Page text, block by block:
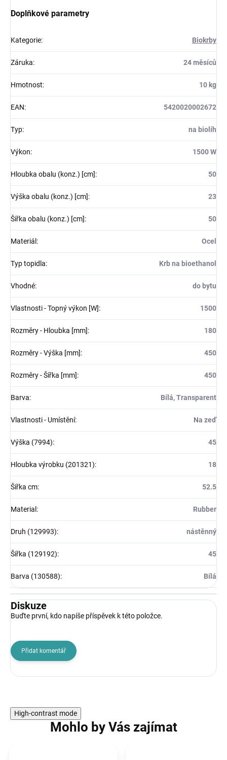
Doplňkové parametry
Kategorie: Biokrby
Záruka: 24 měsíců
Hmotnost: 10 kg
EAN: 5420020002672
Typ: na biolíh
Výkon: 1500 W
Hloubka obalu (konz.) [cm]: 50
Výška obalu (konz.) [cm]: 23
Šířka obalu (konz.) [cm]: 50
Materiál : Ocel
Typ topidla: Krb na bioethanol
Vhodné: do bytu
Vlastnosti - Topný výkon [W]: 1500
Rozměry - Hloubka [mm]: 180
Rozměry - Výška [mm]: 450
Rozměry - Šířka [mm]: 450
Barva: Bílá, Transparent
Vlastnosti - Umístění: Na zeď
Výška (7994): 45
Hloubka výrobku (201321): 18
Šířka cm: 52.5
Material : Rubber
Druh (129993): nástěnný
Šířka (129192): 45
Barva (130588): Bílá
Diskuze
Buďte první, kdo napíše příspěvek k této položce.
Přidat komentář
High-contrast mode
Mohlo by Vás zajímat